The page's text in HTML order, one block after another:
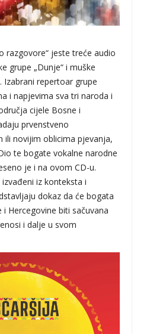
razgovore“ jeste treće audio
grupe „Dunje“ i muške
Izabrani repertoar grupe
i napjevima sva tri naroda i
cijele Bosne i
prvenstveno
ili novijim oblicima pjevanja,
te bogate vokalne narodne
je i na ovom CD-u.
iz konteksta i
dokaz da će bogata
Hercegovine biti sačuvana
i dalje u svom